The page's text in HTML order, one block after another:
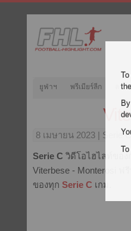
ยูฟ่าฯ พรีเมียร์ลีก ลาลี
8 เมษายน 2023 | Serie
Serie C วิดีโอไฮไลท์ของ
Viterbese - Monterosi ฟ
ของทุก Serie C เกม.